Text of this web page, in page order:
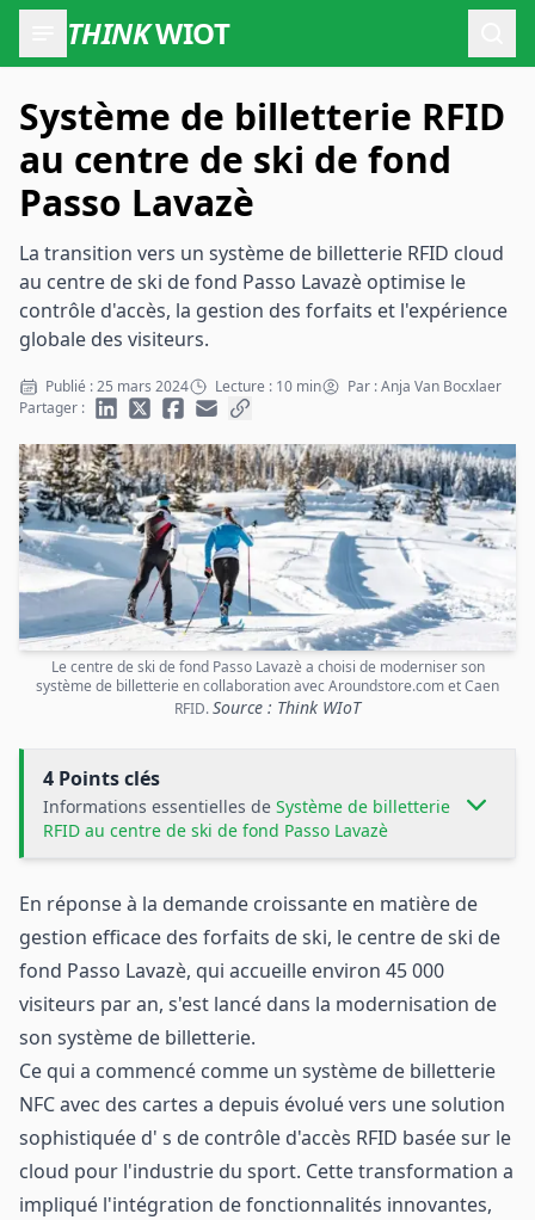
THINKWIOT
Système de billetterie RFID
au centre de ski de fond
Passo Lavazè
La transition vers un système de billetterie RFID cloud
au centre de ski de fond Passo Lavazè optimise le
contrôle d'accès, la gestion des forfaits et l'expérience
globale des visiteurs.
Publié : 25 mars 2024 Lecture : 10 min
Par : Anja Van Bocxlaer
Partager :
Le centre de ski de fond Passo Lavazè a choisi de moderniser son
système de billetterie en collaboration avec Aroundstore.com et Caen
RFID.Source : Think WIoT
4 Points clés
Informations essentielles de Système de billetterie
RFID au centre de ski de fond Passo Lavazè
En réponse à la demande croissante en matière de
gestion efficace des forfaits de ski, le centre de ski de
fond Passo Lavazè, qui accueille environ 45 000
visiteurs par an, s'est lancé dans la modernisation de
son système de billetterie.
Ce qui a commencé comme un système de billetterie
NFC avec des cartes a depuis évolué vers une solution
sophistiquée d' s de contrôle d'accès RFID basée sur le
cloud pour l'industrie du sport. Cette transformation a
impliqué l'intégration de fonctionnalités innovantes,